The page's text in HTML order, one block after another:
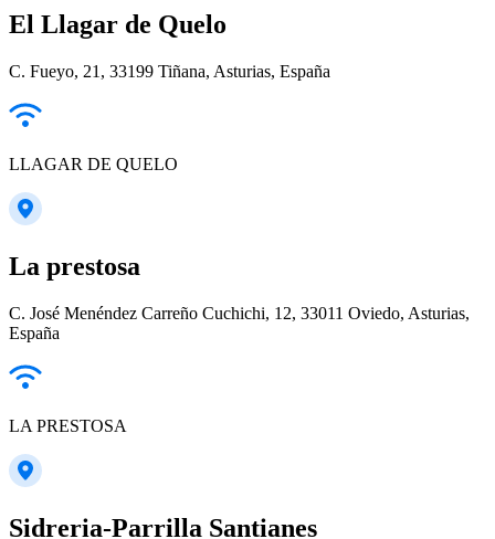
El Llagar de Quelo
C. Fueyo, 21, 33199 Tiñana, Asturias, España
LLAGAR DE QUELO
La prestosa
C. José Menéndez Carreño Cuchichi, 12, 33011 Oviedo, Asturias,
España
LA PRESTOSA
Sidreria-Parrilla Santianes